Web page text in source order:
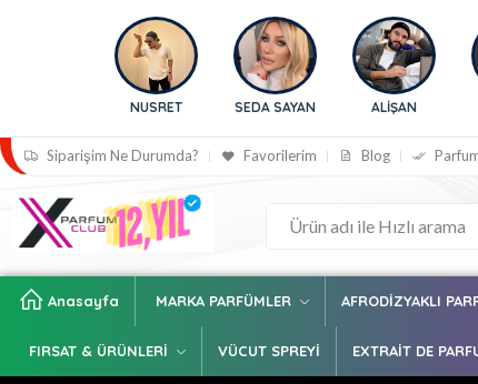
SEDA SAYAN
Siparişim Ne Durumda? Favorilerim Blog
Anasayfa MARKA PARFÜMLER AFRODİZYAKLI
FIRSAT & ÜRÜNLERİ VÜCUT SPREYİ EXTRAİT DE